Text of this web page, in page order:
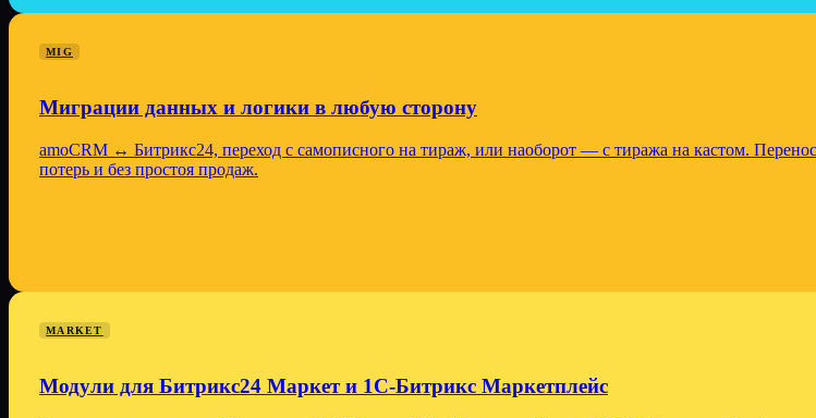
MIG
Миграции данных и логики в любую сторону
amoCRM ↔ Битрикс24, переход с самописного на тираж, или наоборот — с тиража на кастом.
потерь и без простоя продаж.
MARKET
Модули для Битрикс24 Маркет и 1С-Битрикс Маркетплейс